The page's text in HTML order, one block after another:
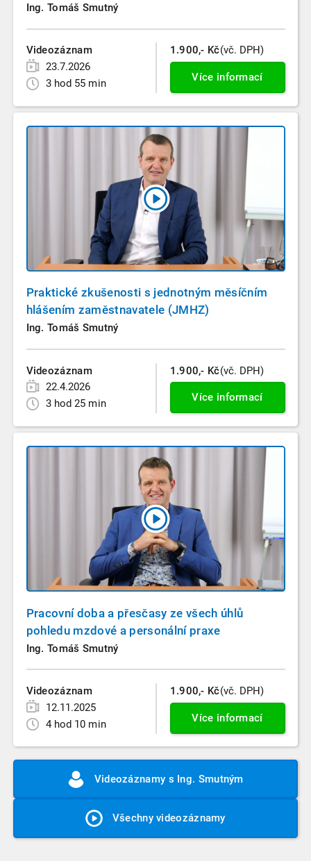
Ing. Tomáš Smutný
Videozáznam
23.7.2026
3 hod 55 min
1.900,- Kč(vč. DPH)
Více informací
Praktické zkušenosti s jednotným měsíčním
hlášením zaměstnavatele (JMHZ)
Ing. Tomáš Smutný
Videozáznam
22.4.2026
3 hod 25 min
1.900,- Kč(vč. DPH)
Více informací
Pracovní doba a přesčasy ze všech úhlů
pohledu mzdové a personální praxe
Ing. Tomáš Smutný
Videozáznam
12.11.2025
4 hod 10 min
1.900,- Kč(vč. DPH)
Více informací
Videozáznamy s Ing. Smutným
Všechny videozáznamy